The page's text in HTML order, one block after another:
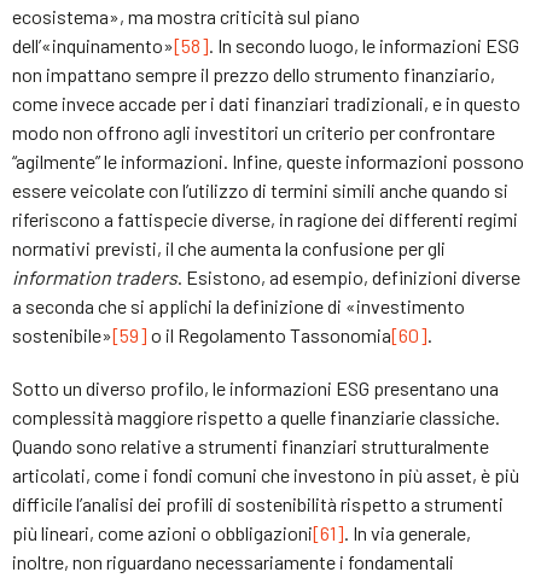
ecosistema», ma mostra criticità sul piano
dell’«inquinamento»[58]. In secondo luogo, le informazioni ESG
non impattano sempre il prezzo dello strumento finanziario,
come invece accade per i dati finanziari tradizionali, e in questo
modo non offrono agli investitori un criterio per confrontare
“agilmente” le informazioni. Infine, queste informazioni possono
essere veicolate con l’utilizzo di termini simili anche quando si
riferiscono a fattispecie diverse, in ragione dei differenti regimi
normativi previsti, il che aumenta la confusione per gli
information traders. Esistono, ad esempio, definizioni diverse
a seconda che si applichi la definizione di «investimento
sostenibile»[59] o il Regolamento Tassonomia[60].
Sotto un diverso profilo, le informazioni ESG presentano una
complessità maggiore rispetto a quelle finanziarie classiche.
Quando sono relative a strumenti finanziari strutturalmente
articolati, come i fondi comuni che investono in più asset, è più
difficile l’analisi dei profili di sostenibilità rispetto a strumenti
più lineari, come azioni o obbligazioni[61]. In via generale,
inoltre, non riguardano necessariamente i fondamentali